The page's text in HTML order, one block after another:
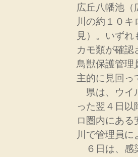
広丘八幡池（
川の約１０
見）。いず
カモ類が確認
鳥獣保護管理
主的に見回っ
県は、ウイ
った翌４日
ロ圏内にあ
川で管理員
６日は、感